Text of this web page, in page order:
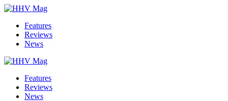
Features
Reviews
News
Features
Reviews
News